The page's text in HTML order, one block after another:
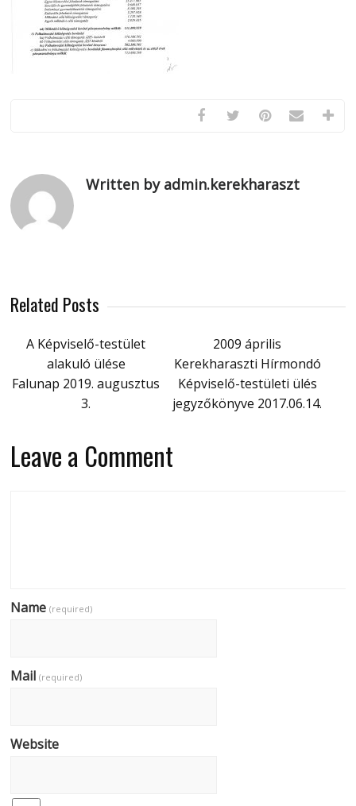
Written by admin.kerekharaszt
Related Posts
A Képviselő-testület
alakuló ülése
2009 április
Kerekharaszti Hírmondó
Falunap 2019. augusztus
3.
Képviselő-testületi ülés
jegyzőkönyve 2017.06.14.
Leave a Comment
Name(required)
Mail(required)
Website